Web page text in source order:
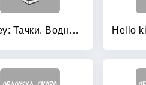
Disney: Тачки. Водная раскраска. Арт. 23351